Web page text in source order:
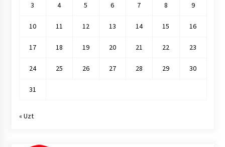
3 4 5 6 7 8 9
10 11 12 13 14 15 16
17 18 19 20 21 22 23
24 25 26 27 28 29 30
31
« Uzt